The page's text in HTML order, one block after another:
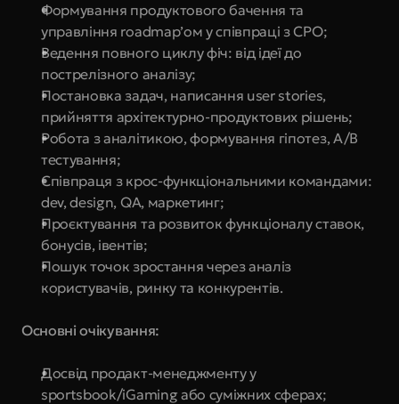
Формування продуктового бачення та
управління roadmap’ом у співпраці з CPO;
Ведення повного циклу фіч: від ідеї до
пострелізного аналізу;
Постановка задач, написання user stories,
прийняття архітектурно-продуктових рішень;
Робота з аналітикою, формування гіпотез, A/B
тестування;
Співпраця з крос-функціональними командами:
dev, design, QA, маркетинг;
Проєктування та розвиток функціоналу ставок,
бонусів, івентів;
Пошук точок зростання через аналіз
користувачів, ринку та конкурентів.
Основні очікування:
Досвід продакт-менеджменту у
sportsbook/iGaming або суміжних сферах;